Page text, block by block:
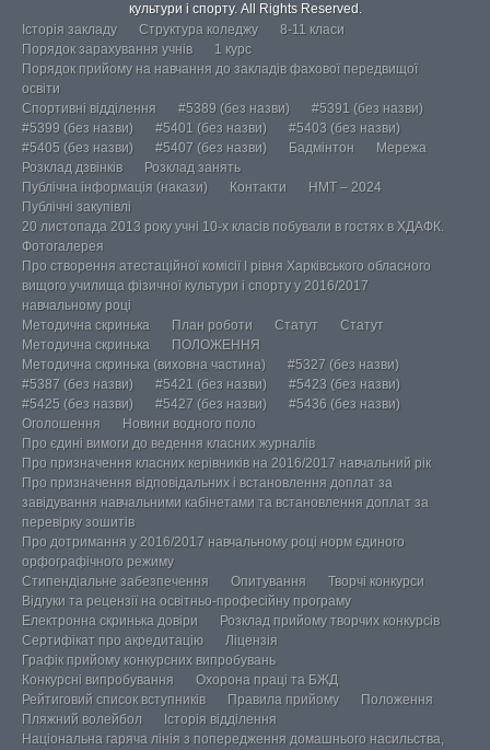
культури і спорту. All Rights Reserved.
Історія закладу
Структура коледжу
8-11 класи
Порядок зарахування учнів
1 курс
Порядок прийому на навчання до закладів фахової передвищої
освіти
Спортивні відділення
#5389 (без назви)
#5391 (без назви)
#5399 (без назви)
#5401 (без назви)
#5403 (без назви)
#5405 (без назви)
#5407 (без назви) Бадмінтон
Мережа
Розклад дзвінків
Розклад занять
Публічна інформація (накази)
Контакти
НМТ – 2024
Публічні закупівлі
20 листопада 2013 року учні 10-х класів побували в гостях в ХДАФК.
Фотогалерея
Про створення атестаційної комісії І рівня Харківського обласного
вищого училища фізичної культури і спорту у 2016/2017
навчальному році
Методична скринька
План роботи Статут
Статут
Методична скринька
ПОЛОЖЕННЯ
Методична скринька (виховна частина)
#5327 (без назви)
#5387 (без назви)
#5421 (без назви)
#5423 (без назви)
#5425 (без назви)
#5427 (без назви)
#5436 (без назви)
Оголошення
Новини водного поло
Про єдині вимоги до ведення класних журналів
Про призначення класних керівників на 2016/2017 навчальний рік
Про призначення відповідальних і встановлення доплат за
завідування навчальними кабінетами та встановлення доплат за
перевірку зошитів
Про дотримання у 2016/2017 навчальному році норм єдиного
орфографічного режиму
Стипендіальне забезпечення
Опитування
Творчі конкурси
Відгуки та рецензії на освітньо-професійну програму
Електронна скринька довіри
Розклад прийому творчих конкурсів
Сертифікат про акредитацію
Ліцензія
Графік прийому конкурсних випробувань
Конкурсні випробування
Охорона праці та БЖД
Рейтиговий список вступників
Правила прийому
Положення
Пляжний волейбол
Історія відділення
Національна гаряча лінія з попередження домашнього насильства,